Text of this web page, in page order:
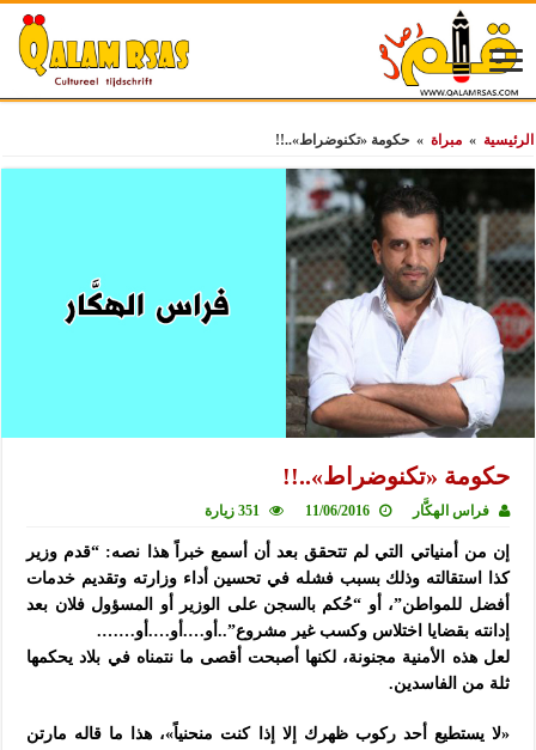
الرئيسية » مبراة » حكومة «تكنوضراط»..!!
حكومة «تكنوضراط»..!!
فراس الهكَّار 11/06/2016 351 زيارة
إن من أمنياتي التي لم تتحقق بعد أن أسمع خبراً هذا نصه: “قدم وزير
كذا استقالته وذلك بسبب فشله في تحسين أداء وزارته وتقديم خدمات
أفضل للمواطن”، أو “حُكم بالسجن على الوزير أو المسؤول فلان بعد
إدانته بقضايا اختلاس وكسب غير مشروع”..أو….أو….أو…….
لعل هذه الأمنية مجنونة، لكنها أصبحت أقصى ما نتمناه في بلاد يحكمها
ثلة من الفاسدين.
«لا يستطيع أحد ركوب ظهرك إلا إذا كنت منحنياً»، هذا ما قاله مارتن